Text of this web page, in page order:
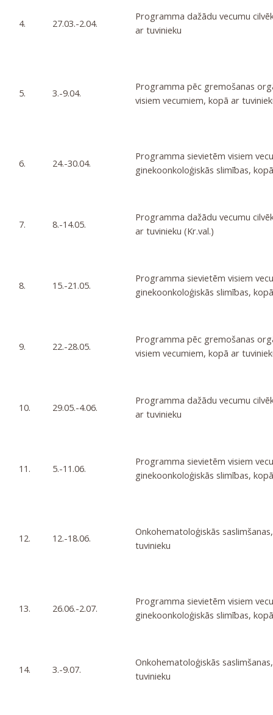
4. 27.03.-2.04.
Programma dažādu vecumu
ar tuvinieku
5. 3.-9.04.
Programma pēc gremošanas
visiem vecumiem, kopā ar
6. 24.-30.04.
Programma sievietēm visiem
ginekoonkoloģiskās slimības,
7. 8.-14.05.
Programma dažādu vecumu
ar tuvinieku (Kr.val.)
8. 15.-21.05.
Programma sievietēm visiem
ginekoonkoloģiskās slimības,
9. 22.-28.05.
Programma pēc gremošanas
visiem vecumiem, kopā ar
10. 29.05.-4.06.
Programma dažādu vecumu
ar tuvinieku
11. 5.-11.06.
Programma sievietēm visiem
ginekoonkoloģiskās slimības,
12. 12.-18.06.
Onkohematoloģiskās
tuvinieku
13. 26.06.-2.07.
Programma sievietēm visiem
ginekoonkoloģiskās slimības,
14. 3.-9.07.
Onkohematoloģiskās
tuvinieku